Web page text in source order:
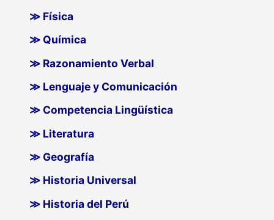
≫ Física
≫ Química
≫ Razonamiento Verbal
≫ Lenguaje y Comunicación
≫ Competencia Lingüística
≫ Literatura
≫ Geografía
≫ Historia Universal
≫ Historia del Perú